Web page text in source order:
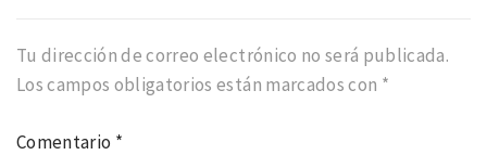
Tu dirección de correo electrónico no será publicada.
Los campos obligatorios están marcados con *
Comentario *